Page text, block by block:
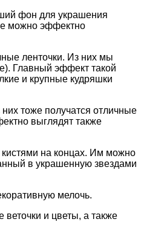
фон для украшения
можно эффектно
ленточки. Из них мы
Главный эффект такой
и крупные кудряшки
тоже получатся отличные
выглядят также
на концах. Им можно
в украшенную звездами
мелочь.
веточки и цветы, а также